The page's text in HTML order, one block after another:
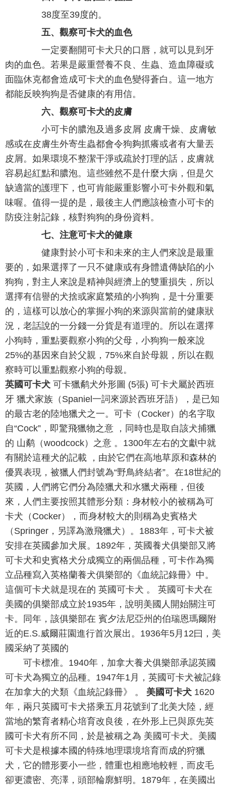
38度至39度的。
五、觀察可卡犬的血色
一定要翻開可卡犬只的口唇，就可以見到牙
肉的血色。若果是嚴重營養不良、生蟲、造血障礙或
面臨休克都會造成可卡犬的血色變得蒼白。這一地方
都能反映狗狗是否健康的有用信。
六、觀察可卡犬的皮膚
小可卡的膿泡及過多皮屑 皮膚干燥、皮膚敏
感或在皮膚生外寄生蟲都會令狗夠抓癢或者有大量丟
皮屑。如果環境不整潔干淨或疏於打理的話，皮膚就
容易起紅點和膿泡。這些雖然不是什麼大病，但是欠
缺適當的護理下，也可肯能嚴重影響小可卡外觀和氣
味喔。值得一提的是，最後主人們應該檢查小可卡的
防疫注射記錄，核對狗狗的身份資料。
七、注意可卡犬的健康
健康對於小可卡和未來的主人們來說是最重
要的，如果選擇了一只不健康或有身體遺傳缺陷的小
狗狗，對主人來說是精神與經濟上的雙重損失，所以
選擇有信譽的犬捨或家庭繁殖的小狗狗，是十分重要
的，這樣可以放心的掌握小狗的來源與當前的健康狀
況，老話說的一分錢一分貨是有道理的。所以在選擇
小狗時，重點要觀察小狗的父母，小狗狗一般來說
25%的基因來自於父親，75%來自於母親，所以在觀
察時可以重點觀察小狗的母親。
英國可卡犬 可卡獵鹬犬外形圖 (5張) 可卡犬屬於西班
牙 獵犬家族（Spaniel一詞來源於西班牙語），是已知
的最古老的陸地獵犬之一。可卡（Cocker）的名字取
自“Cock”，即驚飛獵物之意 ，同時也是取自該犬捕獵
的 山鹬（woodcock）之意 。1300年左右的文獻中就
有關於這種犬的記載 ，由於它們在高地草原和森林的
優異表現，被獵人們封號為“野鳥終結者”。在18世紀的
英國，人們將它們分為陸獵犬和水獵犬兩種，但後
來，人們主要按照其體形分類：身材較小的被稱為可
卡犬（Cocker），而身材較大的則稱為史賓格犬
（Springer，另譯為激飛獵犬）。1883年，可卡犬被
安排在英國參加犬展。1892年，英國養犬俱樂部又將
可卡犬和史賓格犬分成獨立的兩個品種，可卡作為獨
立品種寫入英格蘭養犬俱樂部的《血統記錄冊》中。
這個可卡犬就是現在的 英國可卡犬 。 英國可卡犬在
美國的俱樂部成立於1935年，說明美國人開始關注可
卡。同年，該俱樂部在 賓夕法尼亞州的伯瑞恩瑪爾附
近的E.S.威爾莊園進行首次展出。1936年5月12曰，美
國采納了英國的
可卡標准。1940年，加拿大養犬俱樂部承認英國
可卡犬為獨立的品種。1947年1月，英國可卡犬被記錄
在加拿大的犬類《血統記錄冊》 。 美國可卡犬 1620
年，兩只英國可卡犬搭乘五月花號到了北美大陸，經
當地的繁育者精心培育改良後，在外形上已與原先英
國可卡犬有所不同，於是被稱之為 美國可卡犬。美國
可卡犬是根據本國的特殊地理環境培育而成的狩獵
犬，它的體形要小一些，體重也相應地較輕，而皮毛
卻更濃密、亮澤，頭部輪廓鮮明。1879年，在美國出